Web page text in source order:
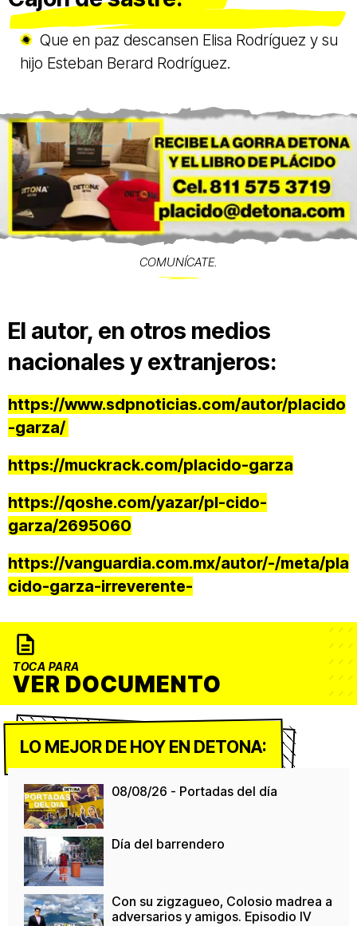
Que en paz descansen Elisa Rodríguez y su
hijo Esteban Berard Rodríguez.
COMUNÍCATE.
El autor, en otros medios
nacionales y extranjeros:
https://www.sdpnoticias.com/autor/placido
-garza/
https://muckrack.com/placido-garza
https://qoshe.com/yazar/pl-cido-
garza/2695060
https://vanguardia.com.mx/autor/-/meta/pla
cido-garza-irreverente-
TOCA PARA
VER DOCUMENTO
LO MEJOR DE HOY EN DETONA:
08/08/26 - Portadas del día
Día del barrendero
Con su zigzagueo, Colosio madrea a
adversarios y amigos. Episodio IV